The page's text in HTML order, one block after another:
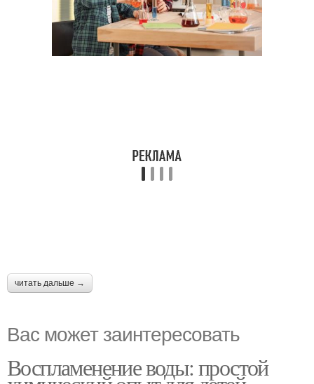
читать дальше →
Вас может заинтересовать
Воспламенение воды: простой